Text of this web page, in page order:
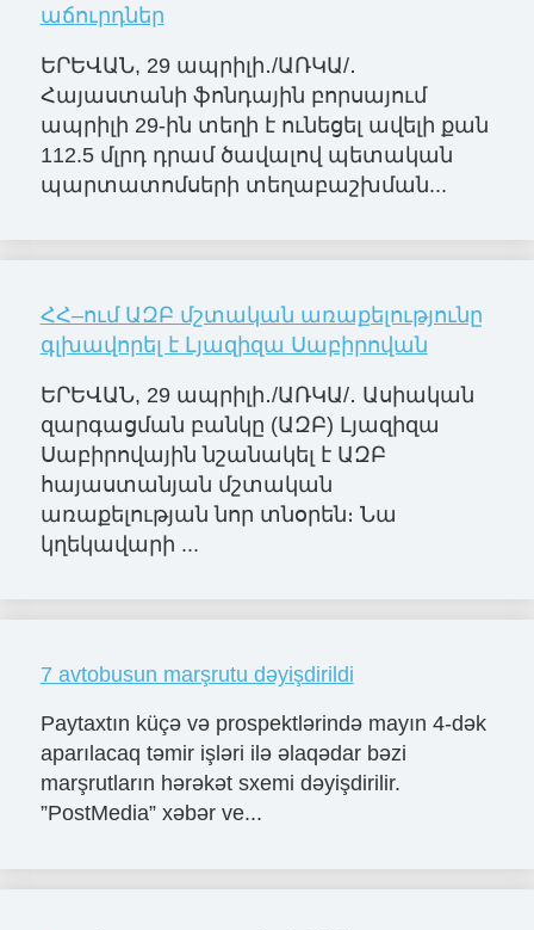
աճուրդներ
ԵՐԵՎԱՆ, 29 ապրիլի․/ԱՌԿԱ/․
Հայաստանի ֆոնդային բորսայում
ապրիլի 29-ին տեղի է ունեցել ավելի քան
112.5 մլրդ դրամ ծավալով պետական
պարտատոմսերի տեղաբաշխման...
ՀՀ–ում ԱԶԲ մշտական առաքելությունը
գլխավորել է Լյազիզա Սաբիրովան
ԵՐԵՎԱՆ, 29 ապրիլի․/ԱՌԿԱ/․ Ասիական
զարգացման բանկը (ԱԶԲ) Լյազիզա
Սաբիրովային նշանակել է ԱԶԲ
հայաստանյան մշտական
առաքելության նոր տնօրեն։ Նա
կղեկավարի ...
7 avtobusun marşrutu dəyişdirildi
Paytaxtın küçə və prospektlərində mayın 4-dək
aparılacaq təmir işləri ilə əlaqədar bəzi
marşrutların hərəkət sxemi dəyişdirilir.
”PostMedia” xəbər ve...